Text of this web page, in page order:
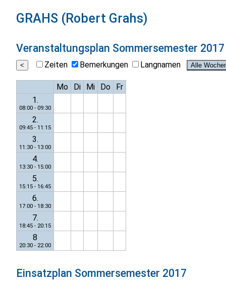
GRAHS (Robert Grahs)
Veranstaltungsplan Sommersemester 2017
Zeiten Bemerkungen Langnamen
Mo Di Mi Do
Fr
1.
08:00 - 09:30
2.
09:45 - 11:15
3.
11:30 - 13:00
4.
13:30 - 15:00
5.
15:15 - 16:45
6.
17:00 - 18:30
7.
18:45 - 20:15
8
20:30 - 22:00
Einsatzplan Sommersemester 2017